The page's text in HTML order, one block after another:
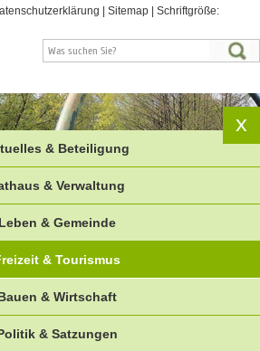
|Sitemap |Schriftgröße:
& Beteiligung
& Verwaltung
Leben & Gemeinde
& Tourismus
& Wirtschaft
& Satzungen